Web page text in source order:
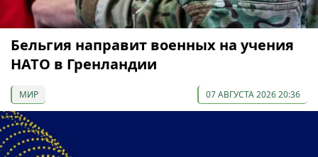
Бельгия направит военных на учения
НАТО в Гренландии
МИР 07 АВГУСТА 2026 20:36